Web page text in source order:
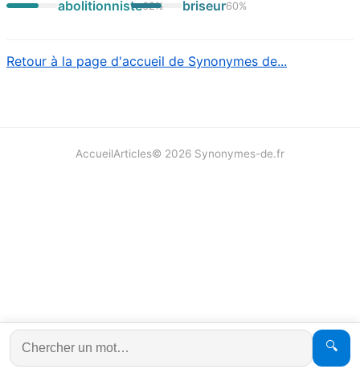
abolitionniste62% briseur60%
Retour à la page d'accueil de Synonymes de...
🔍
AccueilArticles© 2026 Synonymes-de.fr